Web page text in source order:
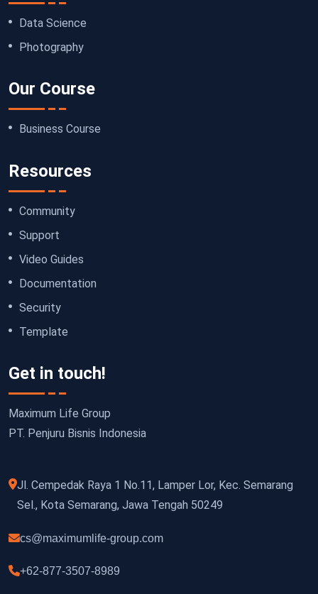
Data Science
Photography
Our Course
Business Course
Resources
Community
Support
Video Guides
Documentation
Security
Template
Get in touch!
Maximum Life Group
PT. Penjuru Bisnis Indonesia
Jl. Cempedak Raya 1 No.11, Lamper Lor, Kec. Semarang
Sel., Kota Semarang, Jawa Tengah 50249
cs@maximumlife-group.com
+62-877-3507-8989